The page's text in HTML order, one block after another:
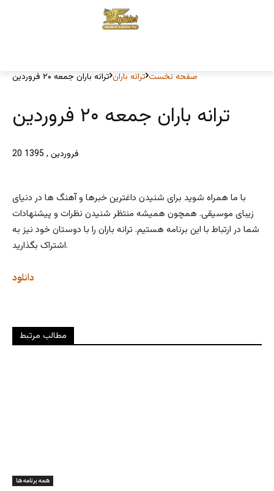
صفحه نخست ترانه باران ترانه باران جمعه ۲۰ فروردین
ترانه باران جمعه ۲۰ فروردین
20 فروردین , 1395
با ما همراه شوید برای شنیدن داغترین خبرها و آهنگ ها در دنیای
زیبای موسیقی. همچون همیشه منتظر شنیدن نظرات و پیشنهادات
شما در ارتباط با این برنامه هستیم. ترانه باران را با دوستان خود نیز به
اشتراک بگذارید.
دانلود
مطالب مرتبط
همه برنامه ها